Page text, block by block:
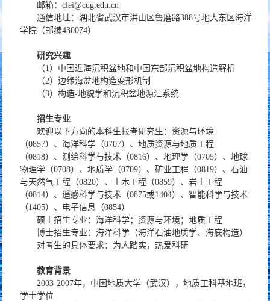
邮箱：clei@cug.edu.cn
通信地址：湖北省武汉市洪山区鲁磨路388号地大东区海洋
学院（邮编430074）
研究兴趣
（1）中国近海沉积盆地和中国东部沉积盆地构造解析
（2）边缘海盆地构造变形机制
（3）构造-地貌学和沉积盆地源汇系统
招生专业
欢迎以下方向的本科生报考研究生：资源与环境
（0857）、海洋科学（0707）、地质资源与地质工程
（0818）、测绘科学与技术（0816）、地理学（0705）、地球
物理学（0708）、地质学（0709）、矿业工程（0819）、石油
与天然气工程（0820）、土木工程（0859）、岩土工程
（0814）、遥感科学与技术（0875或1404）、智能科学与技术
（1405）、电子信息（0854）
硕士招生专业：海洋科学；资源与环境；地质工程
博士招生专业：海洋科学（海洋石油地质学、海底构造）
对考生的具体要求：为人踏实，热爱科研
教育背景
2003-2007年，中国地质大学（武汉），地质工科基地班，
学士学位